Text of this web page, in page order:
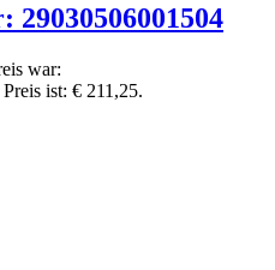
29030506001504
war:
ist: € 211,25.